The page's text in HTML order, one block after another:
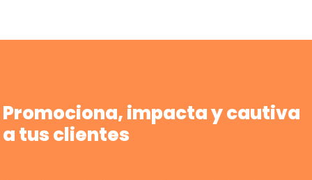
Promociona, impacta y cautiva
a tus clientes